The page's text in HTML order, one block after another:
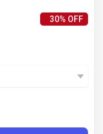
30% OFF